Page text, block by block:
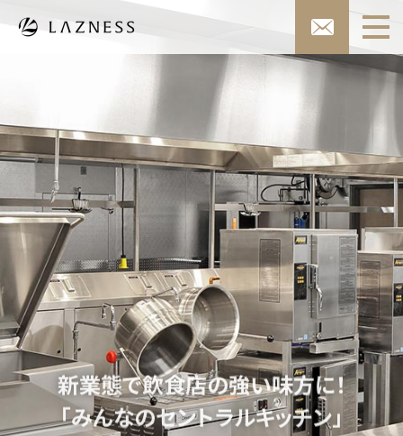
新業態で飲食店の強い味方に！
「みんなのセントラルキッチン」